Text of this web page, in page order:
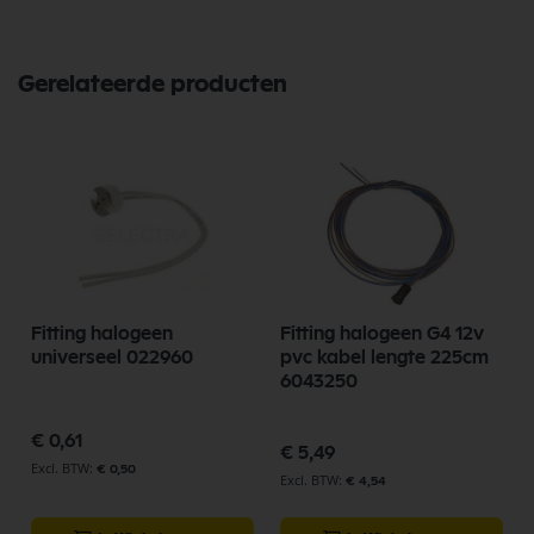
Gerelateerde producten
Fitting halogeen
universeel 022960
€ 0,61
€ 0,50
Fitting halogeen G4 12v
pvc kabel lengte 225cm
6043250
€ 5,49
€ 4,54